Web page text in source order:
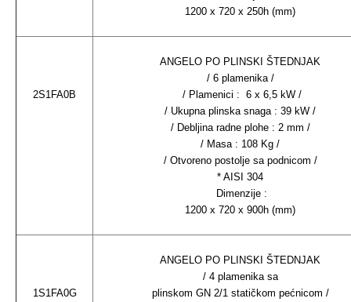
1200 x 720 x 250h (mm)
2S1FA0B
ANGELO PO PLINSKI ŠTEDNJAK
/ 6 plamenika /
/ Plamenici : 6 x 6,5 kW /
/ Ukupna plinska snaga : 39 kW /
/ Debljina radne plohe : 2 mm /
/ Masa : 108 Kg /
/ Otvoreno postolje sa podnicom /
* AISI 304
Dimenzije :
1200 x 720 x 900h (mm)
1S1FA0G
ANGELO PO PLINSKI ŠTEDNJAK
/ 4 plamenika sa
plinskom GN 2/1 statičkom pećnicom /